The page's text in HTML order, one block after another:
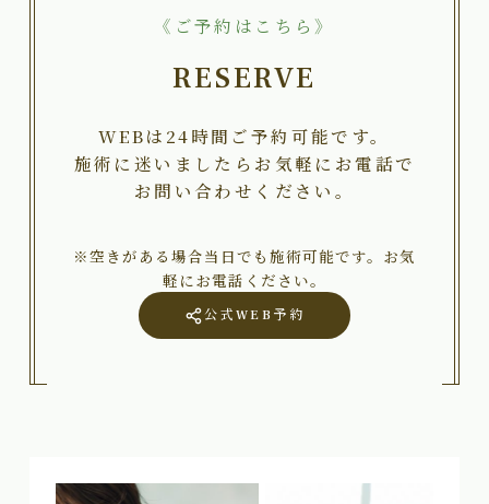
《ご予約はこちら》
RESERVE
WEBは24時間ご予約可能です。
施術に迷いましたらお気軽にお電話で
お問い合わせください。
※空きがある場合当日でも施術可能です。お気
軽にお電話ください。
公式WEB予約